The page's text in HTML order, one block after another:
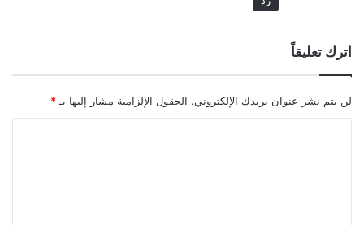
اترك تعليقاً
لن يتم نشر عنوان بريدك الإلكتروني. الحقول الإلزامية مشار إليها بـ *